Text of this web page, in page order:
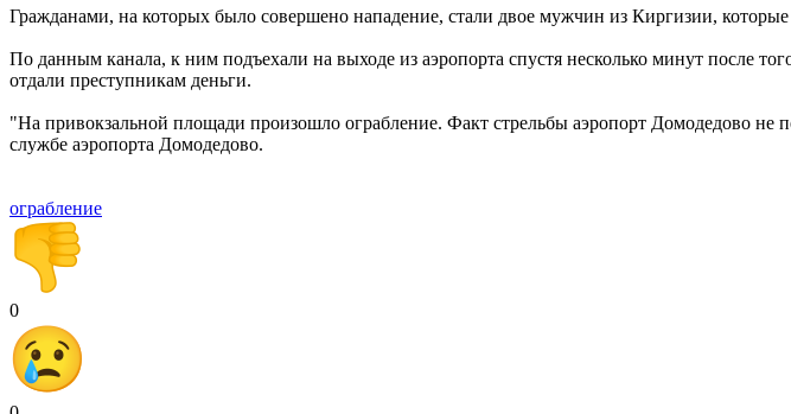
Гражданами, на которых было совершено нападение, стали двое мужчин из Киргизии,
По данным канала, к ним подъехали на выходе из аэропорта спустя несколько минут после
отдали преступникам деньги.
"На привокзальной площади произошло ограбление. Факт стрельбы аэропорт Домодедово
службе аэропорта Домодедово.
ограбление
0